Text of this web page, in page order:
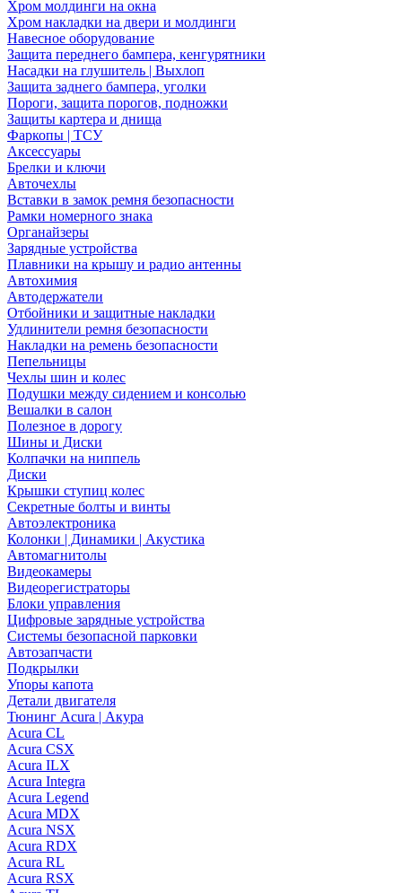
Хром молдинги на окна
Хром накладки на двери и молдинги
Навесное оборудование
Защита переднего бампера, кенгурятники
Насадки на глушитель | Выхлоп
Защита заднего бампера, уголки
Пороги, защита порогов, подножки
Защиты картера и днища
Фаркопы | ТСУ
Аксессуары
Брелки и ключи
Авточехлы
Вставки в замок ремня безопасности
Рамки номерного знака
Органайзеры
Зарядные устройства
Плавники на крышу и радио антенны
Автохимия
Автодержатели
Отбойники и защитные накладки
Удлинители ремня безопасности
Накладки на ремень безопасности
Пепельницы
Чехлы шин и колес
Подушки между сидением и консолью
Вешалки в салон
Полезное в дорогу
Шины и Диски
Колпачки на ниппель
Диски
Крышки ступиц колес
Секретные болты и винты
Автоэлектроника
Колонки | Динамики | Акустика
Автомагнитолы
Видеокамеры
Видеорегистраторы
Блоки управления
Цифровые зарядные устройства
Системы безопасной парковки
Автозапчасти
Подкрылки
Упоры капота
Детали двигателя
Тюнинг Acura | Акура
Acura CL
Acura CSX
Acura ILX
Acura Integra
Acura Legend
Acura MDX
Acura NSX
Acura RDX
Acura RL
Acura RSX